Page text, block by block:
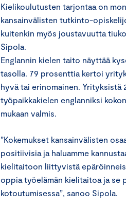
Kielikoulutusten tarjontaa on
kansainvälisten tutkinto-
kuitenkin myös joustavuutta
Sipola.
Englannin kielen taito näyttää
tasolla. 79 prosenttia kertoi
hyvä tai erinomainen.
työpaikkakielen englanniksi
mukaan valmis.
”Kokemukset kansainvälisten
positiivisia ja haluamme
kielitaitoon liittyvistä
oppia työelämän kielitaitoa ja se
kotoutumisessa”, sanoo Sipola.